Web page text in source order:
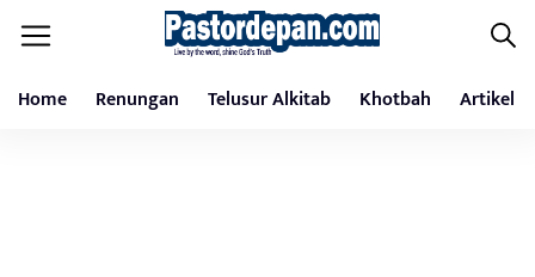
Home Renungan Telusur Alkitab Khotbah Artikel